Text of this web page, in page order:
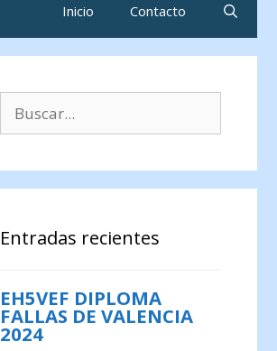
Inicio Contacto
Entradas recientes
EH5VEF DIPLOMA
FALLAS DE VALENCIA
2024